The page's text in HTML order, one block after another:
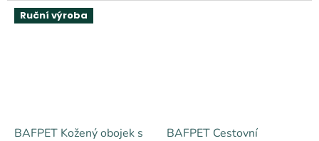
Ruční výroba
BAFPET Kožený obojek s
BAFPET Cestovní